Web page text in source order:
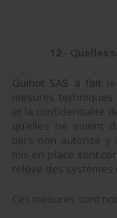
12 - Quelles
Guinot SAS a fait le
mesures
et la confidentialité
qu’elles ne soient
tiers non autorisé y
mis en place sont
relève des systèmes
Ces mesures sont